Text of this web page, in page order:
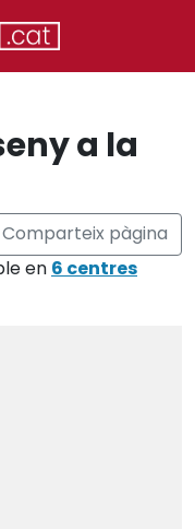
a la
Comparteix pàgina
en 6 centres